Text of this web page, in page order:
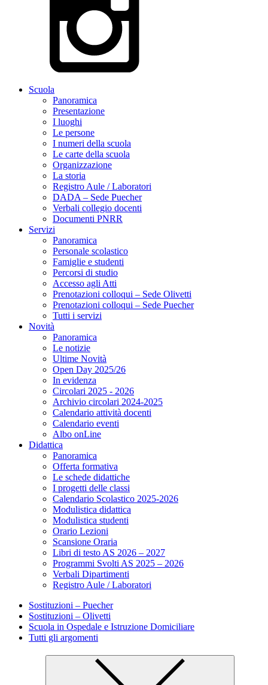
Scuola
Panoramica
Presentazione
I luoghi
Le persone
I numeri della scuola
Le carte della scuola
Organizzazione
La storia
Registro Aule / Laboratori
DADA – Sede Puecher
Verbali collegio docenti
Documenti PNRR
Servizi
Panoramica
Personale scolastico
Famiglie e studenti
Percorsi di studio
Accesso agli Atti
Prenotazioni colloqui – Sede Olivetti
Prenotazioni colloqui – Sede Puecher
Tutti i servizi
Novità
Panoramica
Le notizie
Ultime Novità
Open Day 2025/26
In evidenza
Circolari 2025 - 2026
Archivio circolari 2024-2025
Calendario attività docenti
Calendario eventi
Albo onLine
Didattica
Panoramica
Offerta formativa
Le schede didattiche
I progetti delle classi
Calendario Scolastico 2025-2026
Modulistica didattica
Modulistica studenti
Orario Lezioni
Scansione Oraria
Libri di testo AS 2026 – 2027
Programmi Svolti AS 2025 – 2026
Verbali Dipartimenti
Registro Aule / Laboratori
Sostituzioni – Puecher
Sostituzioni – Olivetti
Scuola in Ospedale e Istruzione Domiciliare
Tutti gli argomenti